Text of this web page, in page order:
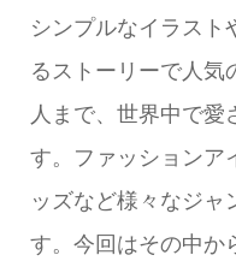
シンプルなイラスト
るストーリーで人気
人まで、世界中で
す。ファッションア
ッズなど様々なジャ
す。今回はその中か